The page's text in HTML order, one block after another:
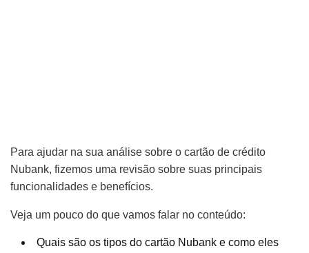
Para ajudar na sua análise sobre o cartão de crédito
Nubank, fizemos uma revisão sobre suas principais
funcionalidades e benefícios.
Veja um pouco do que vamos falar no conteúdo:
Quais são os tipos do cartão Nubank e como eles